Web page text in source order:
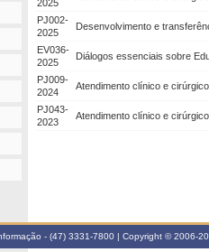
2025
PJ002-
2025
Desenvolvimento e
EV036-
2025
Diálogos essenciais sobre
PJ009-
2024
Atendimento clínico e
PJ043-
2023
Atendimento clínico e
- (47) 3331-7800 | Copyright © 2006-